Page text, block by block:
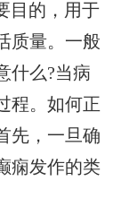
目的，用于
质量。一般
什么?当病
程。如何正
先，一旦确
痫发作的类